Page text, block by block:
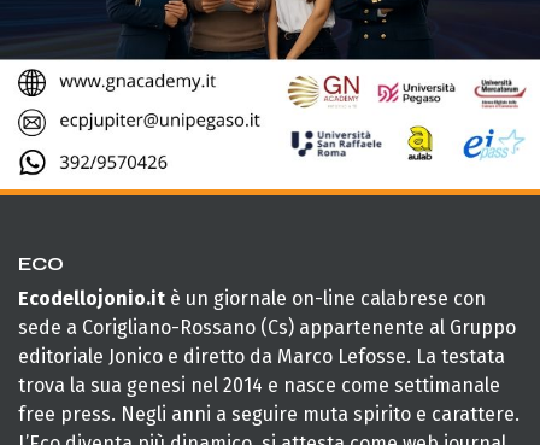
ECO
Ecodellojonio.it è un giornale on-line calabrese con
sede a Corigliano-Rossano (Cs) appartenente al Gruppo
editoriale Jonico e diretto da Marco Lefosse. La testata
trova la sua genesi nel 2014 e nasce come settimanale
free press. Negli anni a seguire muta spirito e carattere.